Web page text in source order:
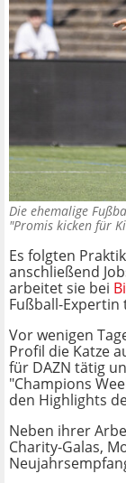
Die ehemalige
"Promis kicken für
Es folgten
anschließend
arbeitet sie bei
Fußball-Expertin
Vor wenigen
Profil die Katze
für DAZN tätig
"Champions
den Highlights
Neben ihrer
Charity-Galas,